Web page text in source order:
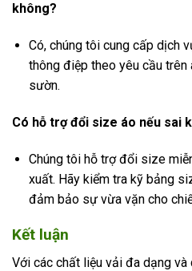
không?
Có, chúng tôi cung cấp dịch
thông điệp theo yêu cầu
sườn.
Có hỗ trợ đổi size áo nếu sai
Chúng tôi hỗ trợ đổi size
xuất. Hãy kiểm tra kỹ bảng
đảm bảo sự vừa vặn cho
Kết luận
Với các chất liệu vải đa dạng